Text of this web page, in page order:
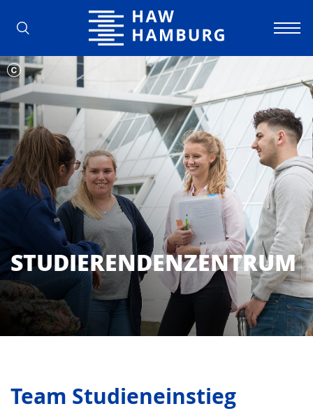
Hochschule für Angewandte
STUDIERENDENZENTRUM
Team Studieneinstieg